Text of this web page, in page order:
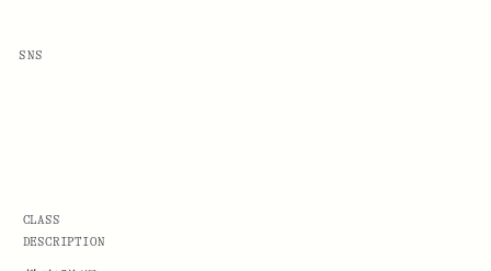
SNS
CLASS
DESCRIPTION